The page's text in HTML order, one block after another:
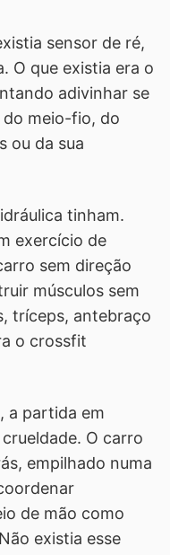
sensor de ré,
O que existia era o
adivinhar se
do meio-fio, do
ou da sua
tinham.
exercício de
sem direção
músculos sem
tríceps, antebraço
o crossfit
a partida em
O carro
empilhado numa
de mão como
existia esse